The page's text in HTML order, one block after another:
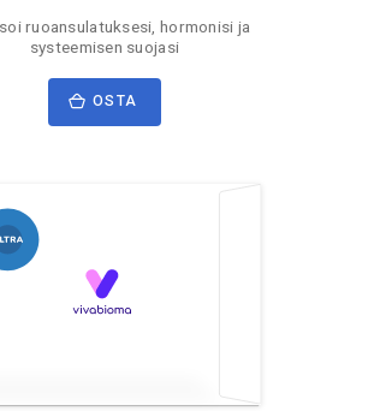
ruoansulatuksesi, hormonisi ja
systeemisen suojasi
OSTA